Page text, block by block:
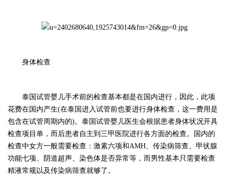
身体检查
泰国试管婴儿手术前的检查基本都是在国内进行，因此，此项
花费在国内产生(在泰国进入试管前也要进行身体检查，这一费用是
包含在试管周期内的)。 泰国试管婴儿医生会根据患者身体状况开具
检查项目单，而后患者自主到三甲医院进行各方面的检查。国内的
检查中女方一般需要检查：激素六项和AMH、传染病筛查、甲状腺
功能七项、阴道超声、染色体是否异常等，而男性基本只需要检查
精液常规以及传染病筛查就够了。